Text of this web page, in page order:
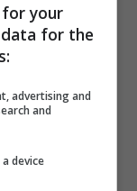
priva di
del
di
your
for the
advertising and
and
device